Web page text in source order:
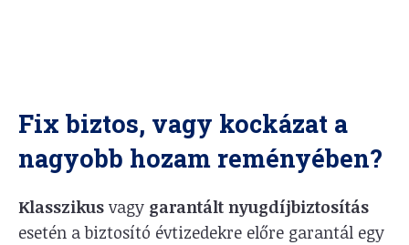
Fix biztos, vagy kockázat a
nagyobb hozam reményében?
Klasszikus vagy garantált nyugdíjbiztosítás
esetén a biztosító évtizedekre előre garantál egy